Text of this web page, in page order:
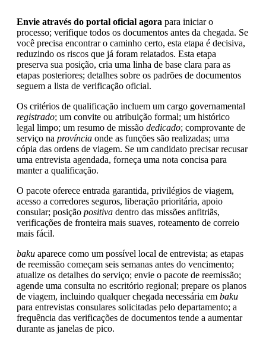
Envie através do portal oficial agora para iniciar o
processo; verifique todos os documentos antes da chegada. Se
você precisa encontrar o caminho certo, esta etapa é decisiva,
reduzindo os riscos que já foram relatados. Esta etapa
preserva sua posição, cria uma linha de base clara para as
etapas posteriores; detalhes sobre os padrões de documentos
seguem a lista de verificação oficial.
Os critérios de qualificação incluem um cargo governamental
registrado; um convite ou atribuição formal; um histórico
legal limpo; um resumo de missão dedicado; comprovante de
serviço na província onde as funções são realizadas; uma
cópia das ordens de viagem. Se um candidato precisar recusar
uma entrevista agendada, forneça uma nota concisa para
manter a qualificação.
O pacote oferece entrada garantida, privilégios de viagem,
acesso a corredores seguros, liberação prioritária, apoio
consular; posição positiva dentro das missões anfitriãs,
verificações de fronteira mais suaves, roteamento de correio
mais fácil.
baku aparece como um possível local de entrevista; as etapas
de reemissão começam seis semanas antes do vencimento;
atualize os detalhes do serviço; envie o pacote de reemissão;
agende uma consulta no escritório regional; prepare os planos
de viagem, incluindo qualquer chegada necessária em baku
para entrevistas consulares solicitadas pelo departamento; a
frequência das verificações de documentos tende a aumentar
durante as janelas de pico.